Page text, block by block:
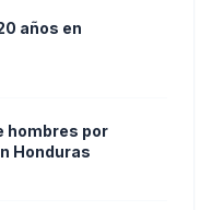
años en
hombres por
Honduras